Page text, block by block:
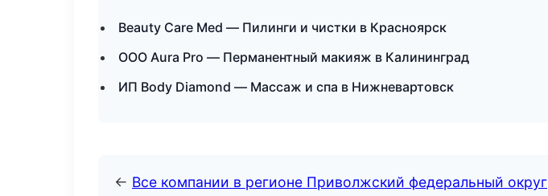
Beauty Care Med — Пилинги и чистки в Красноярск
ООО Aura Pro — Перманентный макияж в Калининград
ИП Body Diamond — Массаж и спа в Нижневартовск
← Все компании в регионе Приволжский федеральный округ